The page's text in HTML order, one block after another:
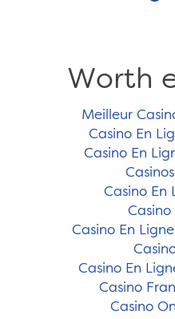
Worth
Meilleur
Casino En
Casino En
Casino En
Casino
Casino En
Casino En
Casino
Casino